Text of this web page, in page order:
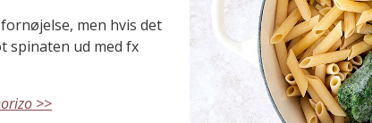
men hvis det
spinaten ud med fx
>>